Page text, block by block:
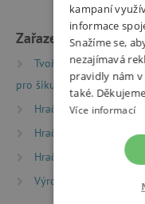
Zařazeno v
Tvoření
pro šikuly
Hračky dle věku
Hračky dle věku
Hračky dle typu
Výrobci
kampaní
informace
Snažíme se,
nezajímavá
pravidly nám
také.
Více informací